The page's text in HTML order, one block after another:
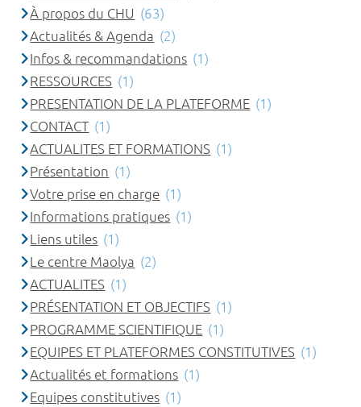
À propos du CHU (63)
Actualités & Agenda (2)
Infos & recommandations (1)
RESSOURCES (1)
PRESENTATION DE LA PLATEFORME (1)
CONTACT (1)
ACTUALITES ET FORMATIONS (1)
Présentation (1)
Votre prise en charge (1)
Informations pratiques (1)
Liens utiles (1)
Le centre Maolya (2)
ACTUALITES (1)
PRÉSENTATION ET OBJECTIFS (1)
PROGRAMME SCIENTIFIQUE (1)
EQUIPES ET PLATEFORMES CONSTITUTIVES (1)
Actualités et formations (1)
Equipes constitutives (1)